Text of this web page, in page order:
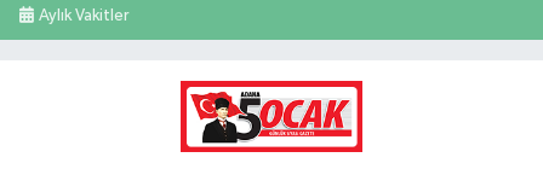
Aylık Vakitler